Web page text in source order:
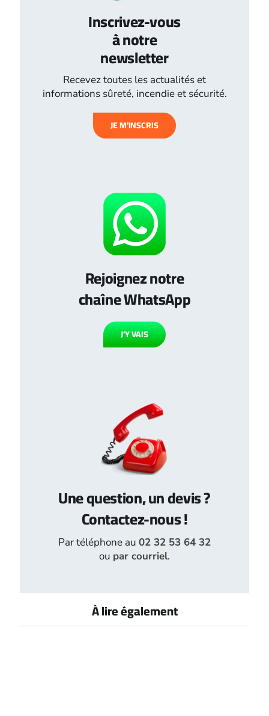
Inscrivez-vous
à notre
newsletter
Recevez toutes les actualités et
informations sûreté, incendie et sécurité.
JE M’INSCRIS
Rejoignez notre
chaîne WhatsApp
J’Y VAIS
Une question, un devis ?
Contactez-nous !
Par téléphone au 02 32 53 64 32
ou par courriel.
À lire également